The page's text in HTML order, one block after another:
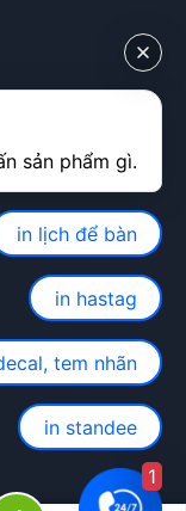
in lịch để bàn
in hastag
tem nhãn
in standee
1